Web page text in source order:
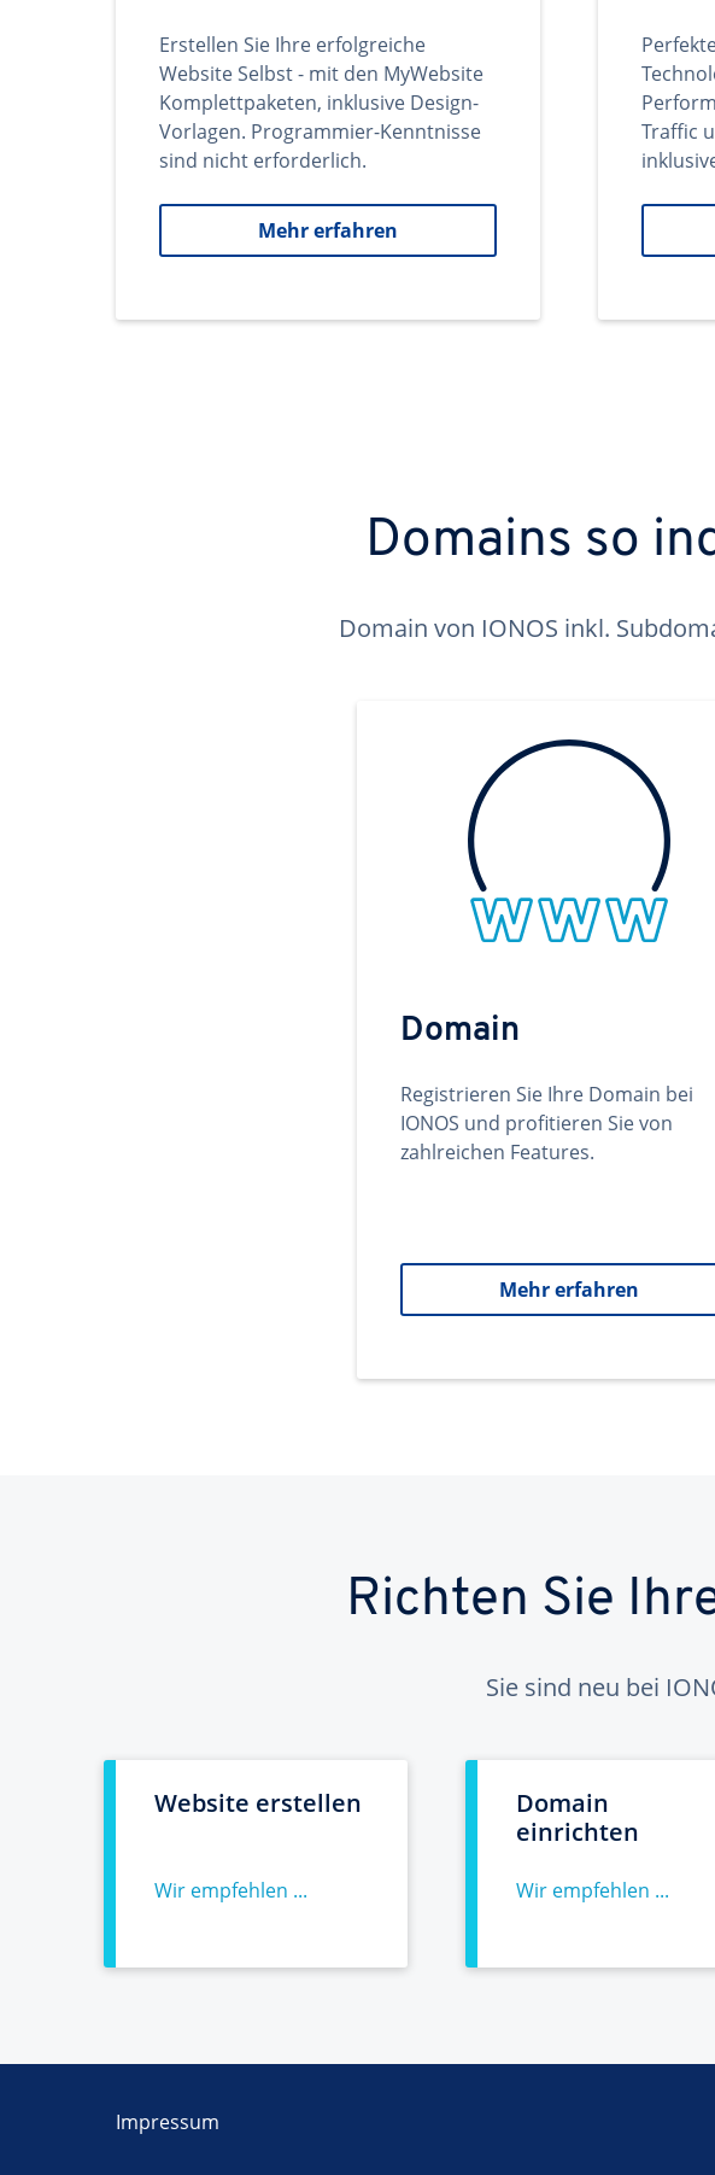
Erstellen Sie Ihre erfolgreiche
Website Selbst - mit den MyWebsite
Komplettpaketen, inklusive Design-
Vorlagen. Programmier-Kenntnisse
sind nicht erforderlich.
Mehr erfahren
Traffic
Domains so
Domain von IONOS inkl.
Domain
Registrieren Sie Ihre Domain bei
IONOS und profitieren Sie von
zahlreichen Features.
Mehr erfahren
Richten Sie
Sie sind neu bei
Website erstellen
Wir empfehlen ...
Domain
einrichten
Wir empfehlen ...
Impressum